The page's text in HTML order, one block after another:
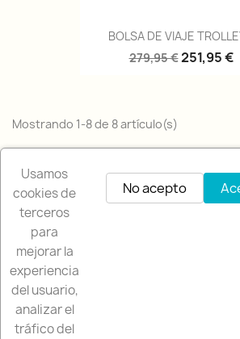
BOLSA DE VIAJE
279,95 €251,95 €
Mostrando 1-8 de 8 artículo(s)
NUESTRA EMPRESA
NUESTRA TIENDA
Usamos
cookies de
terceros
para
mejorar la
experiencia
del usuario,
analizar el
tráfico del
No acepto